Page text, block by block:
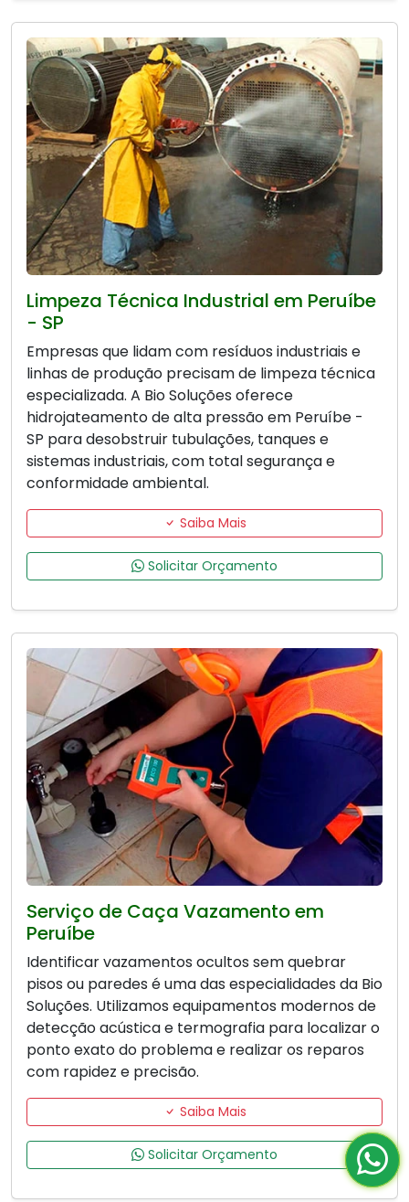
Limpeza Técnica Industrial em Peruíbe
- SP
Empresas que lidam com resíduos industriais e
linhas de produção precisam de limpeza técnica
especializada. A Bio Soluções oferece
hidrojateamento de alta pressão em Peruíbe -
SP para desobstruir tubulações, tanques e
sistemas industriais, com total segurança e
conformidade ambiental.
Saiba Mais
Solicitar Orçamento
Serviço de Caça Vazamento em
Peruíbe
Identificar vazamentos ocultos sem quebrar
pisos ou paredes é uma das especialidades da Bio
Soluções. Utilizamos equipamentos modernos de
detecção acústica e termografia para localizar o
ponto exato do problema e realizar os reparos
com rapidez e precisão.
Saiba Mais
Solicitar Orçamento